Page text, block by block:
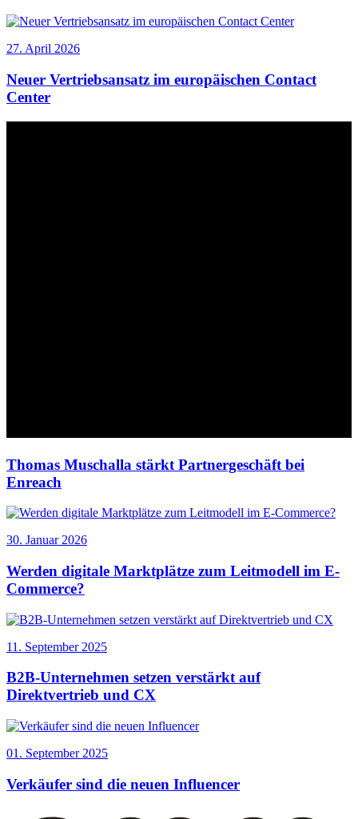
27. April 2026
Neuer Vertriebsansatz im europäischen Contact
Center
Thomas Muschalla stärkt Partnergeschäft bei
Enreach
30. Januar 2026
Werden digitale Marktplätze zum Leitmodell im E-
Commerce?
11. September 2025
B2B-Unternehmen setzen verstärkt auf
Direktvertrieb und CX
01. September 2025
Verkäufer sind die neuen Influencer